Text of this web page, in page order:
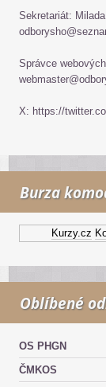
Sekretariát:
Správce
X: https://
Burza
Kurzy.cz
Oblíbené
OS PHGN
ČMKOS